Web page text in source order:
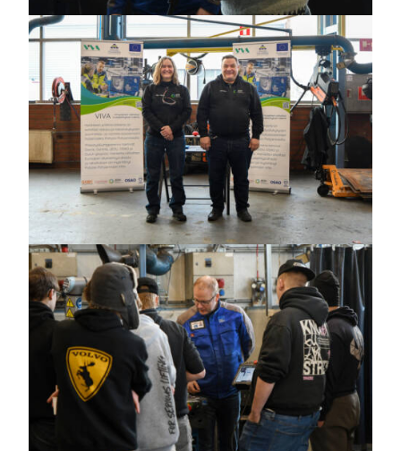
https://jedu.fi/wp-
content/uploads/2025/02/
https://jedu.fi/wp-
content/uploads/2025/02/Minna-
ja-
Sarja_0818_psd-
vaaka.jpg